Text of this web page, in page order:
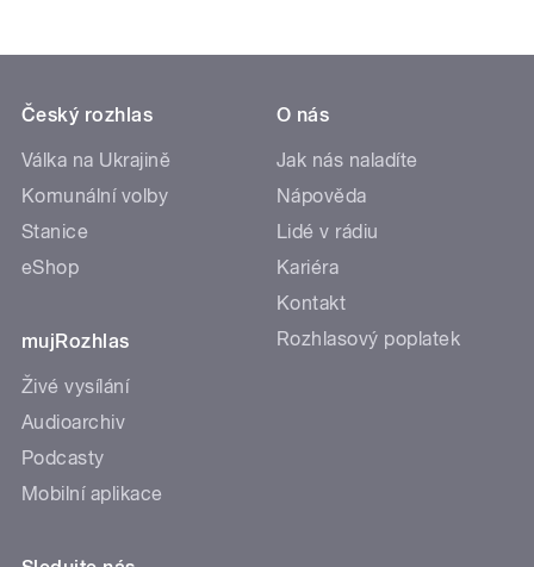
Český rozhlas
Válka na Ukrajině
Komunální volby
Stanice
eShop
mujRozhlas
Živé vysílání
Audioarchiv
Podcasty
Mobilní aplikace
O nás
Jak nás naladíte
Nápověda
Lidé v rádiu
Kariéra
Kontakt
Rozhlasový poplatek